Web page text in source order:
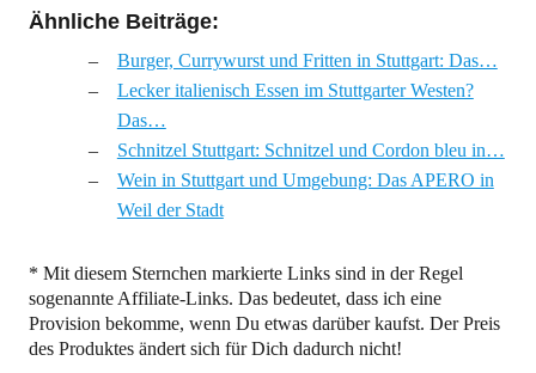
Ähnliche Beiträge:
Burger, Currywurst und Fritten in Stuttgart: Das…
Lecker italienisch Essen im Stuttgarter Westen?
Das…
Schnitzel Stuttgart: Schnitzel und Cordon bleu in…
Wein in Stuttgart und Umgebung: Das APERO in
Weil der Stadt
* Mit diesem Sternchen markierte Links sind in der Regel
sogenannte Affiliate-Links. Das bedeutet, dass ich eine
Provision bekomme, wenn Du etwas darüber kaufst. Der Preis
des Produktes ändert sich für Dich dadurch nicht!